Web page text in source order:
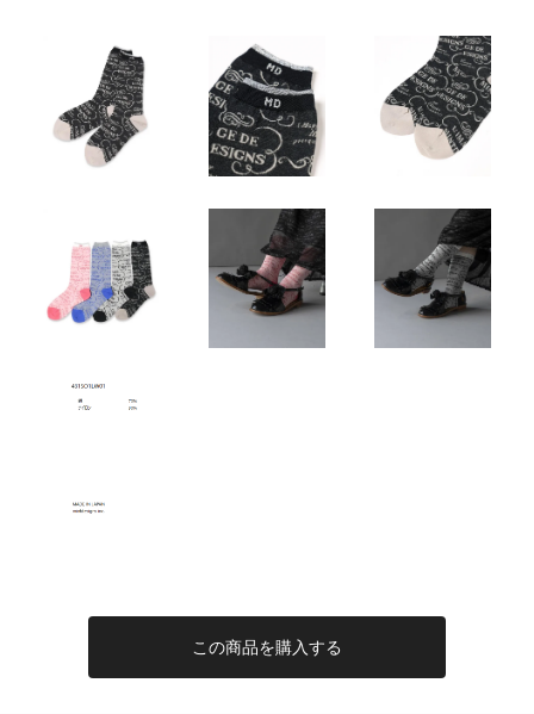
この商品を購入する